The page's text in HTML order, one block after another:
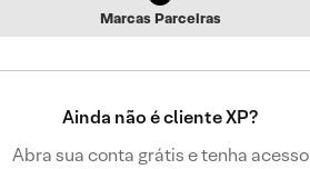
Marcas Parceiras
Ainda não é cliente XP?
Abra sua conta grátis e tenha acesso